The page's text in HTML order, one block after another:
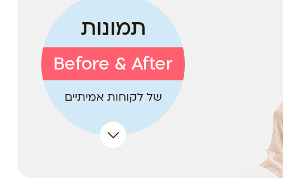
תמונות
Before & After
של לקוחות אמיתיים